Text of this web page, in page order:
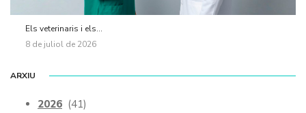
Els veterinaris i els...
8 de juliol de 2026
ARXIU
2026 (41)